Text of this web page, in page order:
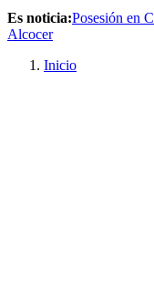
Es noticia:Posesión en
Alcocer
Inicio